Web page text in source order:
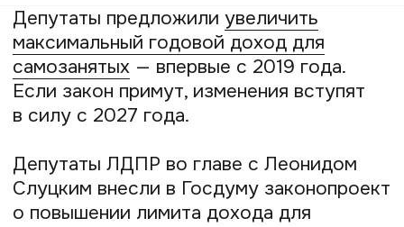
Слуцким внесли в Госдуму законопроект
о повышении лимита дохода для
самозанятых с 2,4 млн до 3,4 млн рублей
в год.
Сейчас порог не менялся с момента
введения налога на профессиональный
доход — с 1 января 2019 года. За это
время цены выросли, и многие
потолок. По мнению авторов
законопроекта, из-за этого часть из них
скрывает доходы, чтобы не потерять
право на спецрежим.